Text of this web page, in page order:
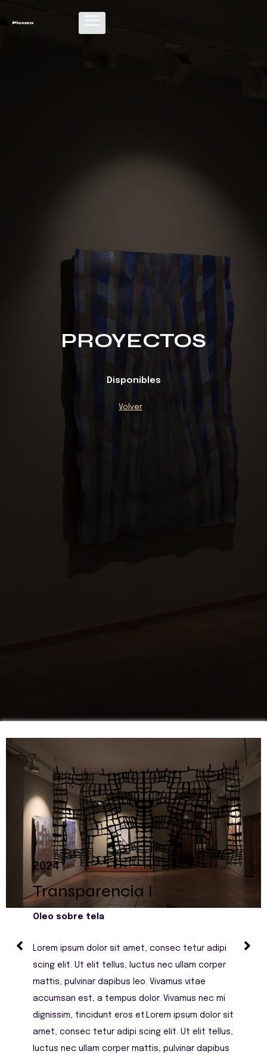
PROYECTOS
Disponibles
Volver
2024
Transparencia I
Oleo sobre tela
Lorem ipsum dolor sit amet, consec tetur adipi
scing elit. Ut elit tellus, luctus nec ullam corper
mattis, pulvinar dapibus leo. Vivamus vitae
accumsan est, a tempus dolor. Vivamus nec mi
dignissim, tincidunt eros et.Lorem ipsum dolor sit
amet, consec tetur adipi scing elit. Ut elit tellus,
luctus nec ullam corper mattis, pulvinar dapibus